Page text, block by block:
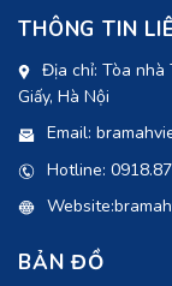
THÔNG TIN
Địa chỉ: Tòa nhà
Giấy, Hà Nội
Email:
Hotline:
BẢN ĐỒ